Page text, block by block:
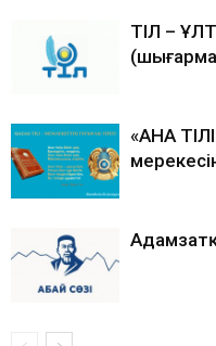
ТІЛ –
«АНА